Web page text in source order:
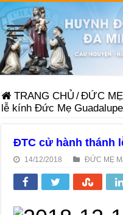
TRANG CHỦ /ĐỨC
lễ kính Đức Mẹ Guadalupe
ĐTC cử hành thánh
14/12/2018 ĐỨC MẸ